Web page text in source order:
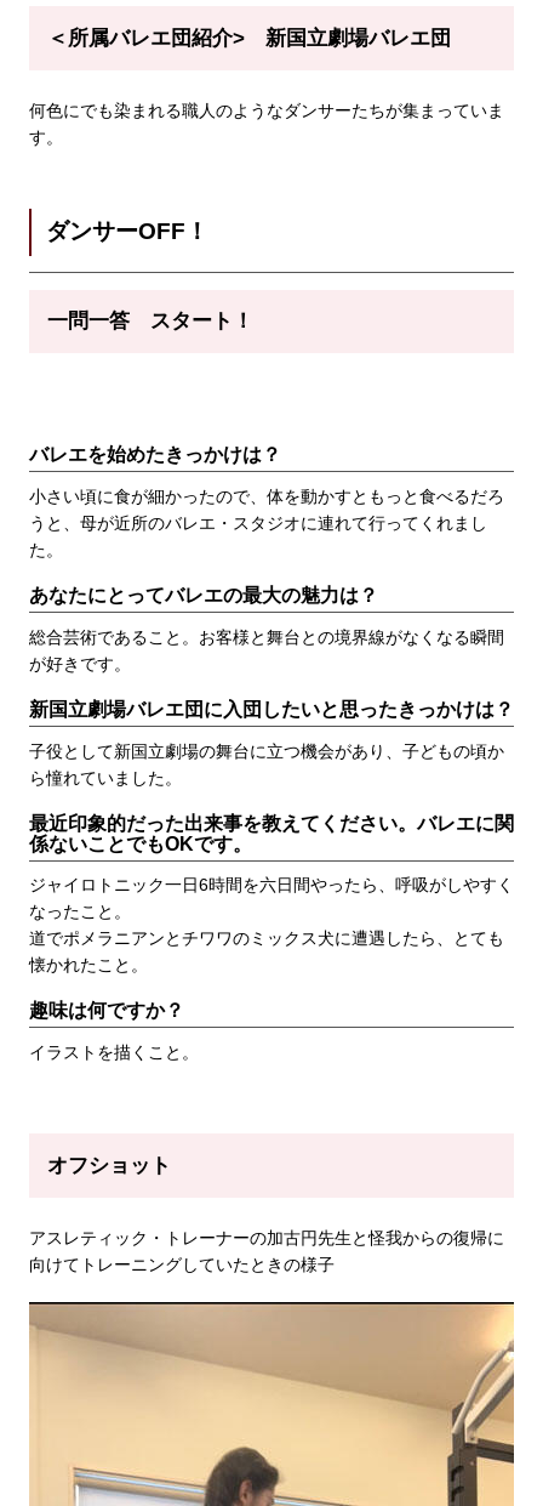
＜所属バレエ団紹介>新国立劇場バレエ団
何色にでも染まれる職人のようなダンサーたちが集まっていま
す。
ダンサーOFF！
一問一答 スタート！
バレエを始めたきっかけは？
小さい頃に食が細かったので、体を動かすともっと食べるだろ
うと、母が近所のバレエ・スタジオに連れて行ってくれまし
た。
あなたにとってバレエの最大の魅力は？
総合芸術であること。お客様と舞台との境界線がなくなる瞬間
が好きです。
新国立劇場バレエ団に入団したいと思ったきっかけは？
子役として新国立劇場の舞台に立つ機会があり、子どもの頃か
ら憧れていました。
最近印象的だった出来事を教えてください。バレエに関
係ないことでもOKです。
ジャイロトニック一日6時間を六日間やったら、呼吸がしやすく
なったこと。
道でポメラニアンとチワワのミックス犬に遭遇したら、とても
懐かれたこと。
趣味は何ですか？
イラストを描くこと。
オフショット
アスレティック・トレーナーの加古円先生と怪我からの復帰に
向けてトレーニングしていたときの様子